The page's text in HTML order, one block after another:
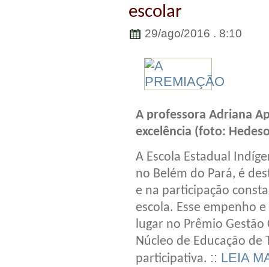
escolar
29/ago/2016 . 8:10
A professora Adriana
excelência (foto:
A Escola Estadual
no Belém do Pará, é
e na participação
escola. Esse empenho
lugar no Prêmio Gestão
Núcleo de Educação
participativa. :: LEIA